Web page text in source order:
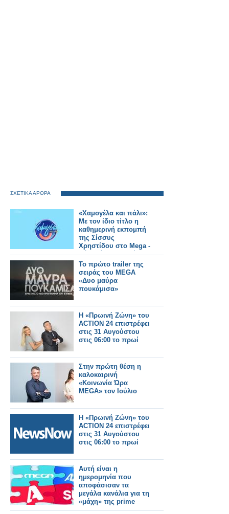
ΣΧΕΤΙΚΑ ΑΡΘΡΑ
«Χαμογέλα και πάλι»:
Με τον ίδιο τίτλο η
καθημερινή εκπομπή
της Σίσσυς
Χρηστίδου στο Mega -
Πότε κάνει πρεμιέρα;
Το πρώτο trailer της
σειράς του MEGA
«Δυο μαύρα
πουκάμισα»
Η «Πρωινή Ζώνη» του
ACTION 24 επιστρέφει
στις 31 Αυγούστου
στις 06:00 το πρωί
Στην πρώτη θέση η
καλοκαιρινή
«Κοινωνία Ώρα
MEGA» τον Ιούλιο
Η «Πρωινή Ζώνη» του
ACTION 24 επιστρέφει
στις 31 Αυγούστου
στις 06:00 το πρωί
Αυτή είναι η
ημερομηνία που
αποφάσισαν τα
μεγάλα κανάλια για τη
«μάχη» της prime
time